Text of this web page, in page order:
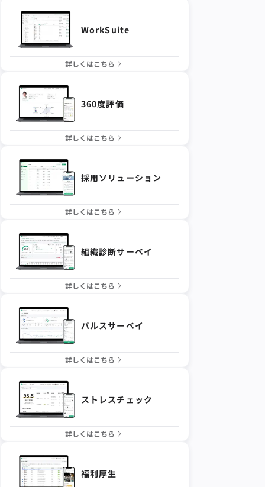
WorkSuite
詳しくはこちら
360度評価
詳しくはこちら
採用ソリューション
詳しくはこちら
組織診断サーベイ
詳しくはこちら
パルスサーベイ
詳しくはこちら
ストレスチェック
詳しくはこちら
福利厚生